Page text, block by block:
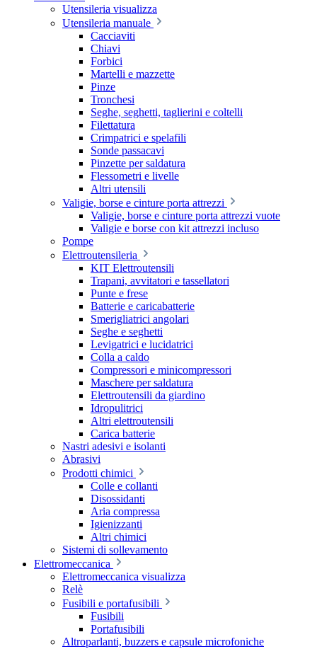
Utensileria visualizza
Utensileria manuale
Cacciaviti
Chiavi
Forbici
Martelli e mazzette
Pinze
Tronchesi
Seghe, seghetti, taglierini e coltelli
Filettatura
Crimpatrici e spelafili
Sonde passacavi
Pinzette per saldatura
Flessometri e livelle
Altri utensili
Valigie, borse e cinture porta attrezzi
Valigie, borse e cinture porta attrezzi vuote
Valigie e borse con kit attrezzi incluso
Pompe
Elettroutensileria
KIT Elettroutensili
Trapani, avvitatori e tassellatori
Punte e frese
Batterie e caricabatterie
Smerigliatrici angolari
Seghe e seghetti
Levigatrici e lucidatrici
Colla a caldo
Compressori e minicompressori
Maschere per saldatura
Elettroutensili da giardino
Idropulitrici
Altri elettroutensili
Carica batterie
Nastri adesivi e isolanti
Abrasivi
Prodotti chimici
Colle e collanti
Disossidanti
Aria compressa
Igienizzanti
Altri chimici
Sistemi di sollevamento
Elettromeccanica
Elettromeccanica visualizza
Relè
Fusibili e portafusibili
Fusibili
Portafusibili
Altroparlanti, buzzers e capsule microfoniche